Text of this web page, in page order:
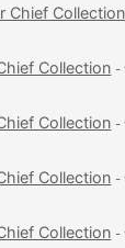
Chief Collection
Collection -
Collection -
Collection -
Collection -